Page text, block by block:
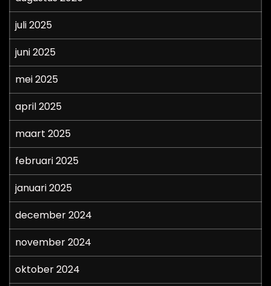
juli 2025
juni 2025
mei 2025
april 2025
maart 2025
februari 2025
januari 2025
december 2024
november 2024
oktober 2024